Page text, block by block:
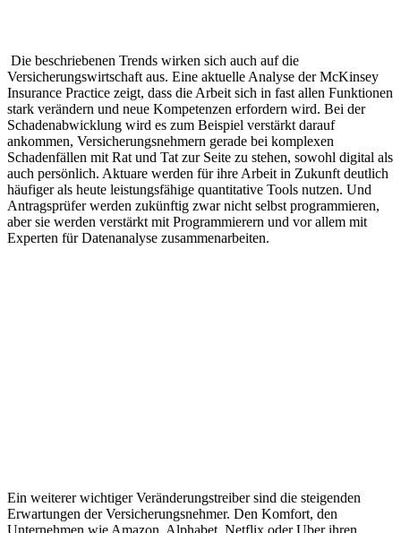
Die beschriebenen Trends wirken sich auch auf die
Versicherungswirtschaft aus. Eine aktuelle Analyse der McKinsey
Insurance Practice zeigt, dass die Arbeit sich in fast allen Funktionen
stark verändern und neue Kompetenzen erfordern wird. Bei der
Schadenabwicklung wird es zum Beispiel verstärkt darauf
ankommen, Versicherungsnehmern gerade bei komplexen
Schadenfällen mit Rat und Tat zur Seite zu stehen, sowohl digital als
auch persönlich. Aktuare werden für ihre Arbeit in Zukunft deutlich
häufiger als heute leistungsfähige quantitative Tools nutzen. Und
Antragsprüfer werden zukünftig zwar nicht selbst programmieren,
aber sie werden verstärkt mit Programmierern und vor allem mit
Experten für Datenanalyse zusammenarbeiten.
Ein weiterer wichtiger Veränderungstreiber sind die steigenden
Erwartungen der Versicherungsnehmer. Den Komfort, den